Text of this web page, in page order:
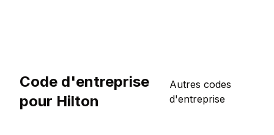
Code d'entreprise
pour Hilton
Autres codes
d'entreprise